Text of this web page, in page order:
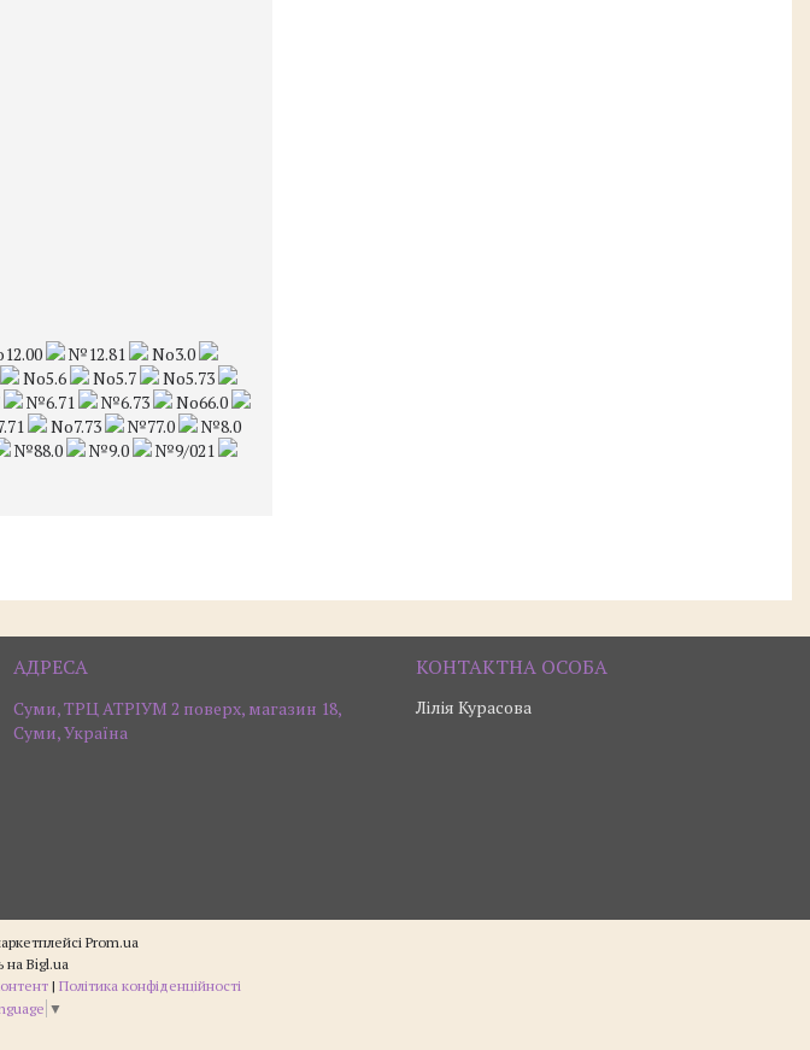
№12.81
No3.0
No5.6 No5.7
No5.73
№6.71 №6.73
No66.0
No7.73 №77.0
№8.0
№88.0 №9.0
№9/021
Суми, ТРЦ АТРІУМ 2 поверх, магазин 18,
Суми, Україна
Лілія Курасова
Prom.ua
на Bigl.ua
| Політика конфіденційності
▼